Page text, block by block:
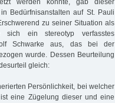
werden konnte, gab dieser
Bedürfnisanstalten auf St. Pauli
zu seiner Situation als
sich ein stereotyp verfasstes
Schwarke aus, das bei der
wurde. Dessen Beurteilung
gleich:
Persönlichkeit, bei welcher
eine Zügelung dieser und eine